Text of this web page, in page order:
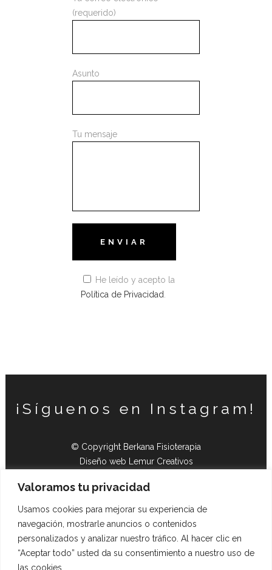
Valoramos tu privacidad
Usamos cookies para mejorar su experiencia de
navegación, mostrarle anuncios o contenidos
personalizados y analizar nuestro tráfico. Al hacer clic en
“Aceptar todo” usted da su consentimiento a nuestro uso de
las cookies.
(requerido)
Asunto
Tu mensaje
He leído y acepto la
Política de Privacidad
¡Síguenos en Instagram!
© Copyright Berkana Fisioterapia
Diseño web Lemur Creativos
Política de cancelación
Política de privacidad
Política de cookies
C/Pedro Arnal Cavero Nº6, 22001 Huesca